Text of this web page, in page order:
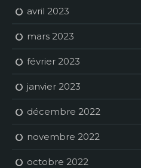
avril 2023
mars 2023
février 2023
janvier 2023
décembre 2022
novembre 2022
octobre 2022